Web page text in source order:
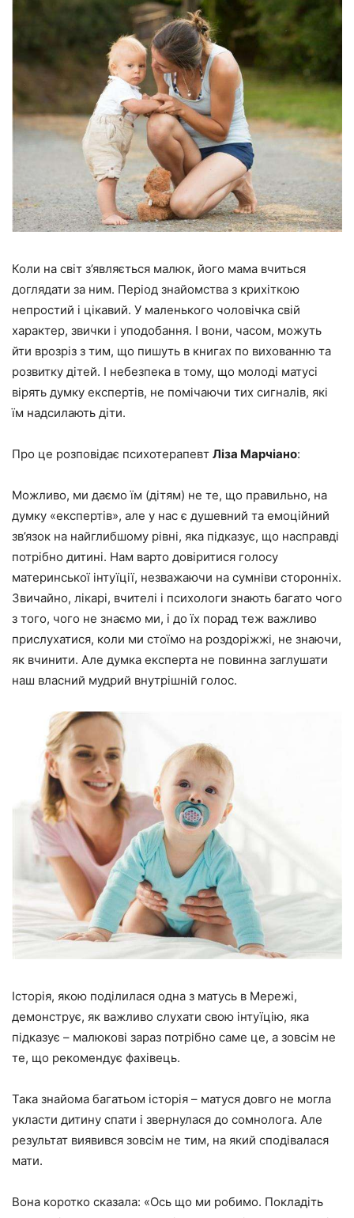
Коли на світ з’являється малюк, його мама вчиться
доглядати за ним. Період знайомства з крихіткою
непростий і цікавий. У маленького чоловічка свій
характер, звички і уподобання. І вони, часом, можуть
йти врозріз з тим, що пишуть в книгах по вихованню та
розвитку дітей. І небезпека в тому, що молоді матусі
вірять думку експертів, не помічаючи тих сигналів, які
їм надсилають діти.
Про це розповідає психотерапевт Ліза Марчіано:
Можливо, ми даємо їм (дітям) не те, що правильно, на
думку «експертів», але у нас є душевний та емоційний
зв’язок на найглибшому рівні, яка підказує, що насправді
потрібно дитині. Нам варто довіритися голосу
материнської інтуїції, незважаючи на сумніви сторонніх.
Звичайно, лікарі, вчителі і психологи знають багато чого
з того, чого не знаємо ми, і до їх порад теж важливо
прислухатися, коли ми стоїмо на роздоріжжі, не знаючи,
як вчинити. Але думка експерта не повинна заглушати
наш власний мудрий внутрішній голос.
Історія, якою поділилася одна з матусь в Мережі,
демонструє, як важливо слухати свою інтуїцію, яка
підказує – малюкові зараз потрібно саме це, а зовсім не
те, що рекомендує фахівець.
Така знайома багатьом історія – матуся довго не могла
укласти дитину спати і звернулася до сомнолога. Але
результат виявився зовсім не тим, на який сподівалася
мати.
Вона коротко сказала: «Ось що ми робимо. Покладіть